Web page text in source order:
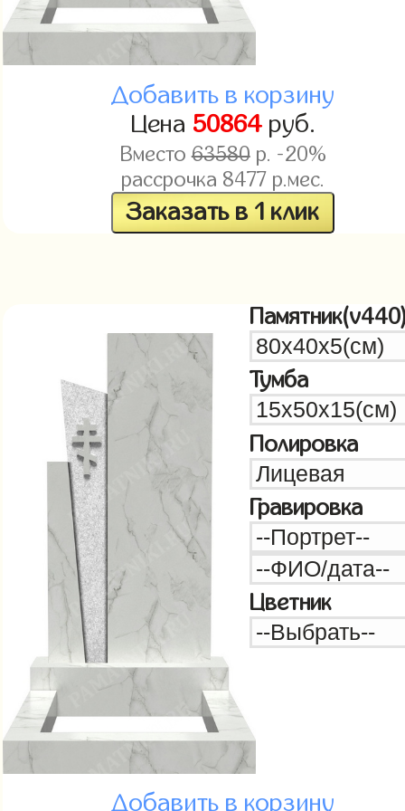
Добавить в корзину
Цена 50864руб.
Вместо63580р. -20%
рассрочка 8477 р.мес.
Заказать в 1 клик
Тумба
Полировка
Гравировка
Цветник
Добавить в корзину